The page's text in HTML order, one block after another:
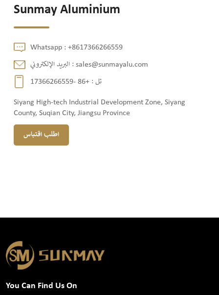
Sunmay Aluminium
Whatsapp :+8617366266559
البريد الإلكتروني :sales@sunmayalu.com
تل : +86 -17366266559
Siyang High-tech Industrial Development Zone, Siyang
County, Suqian City, Jiangsu Province
اطلب اقتباس
You Can Find Us On